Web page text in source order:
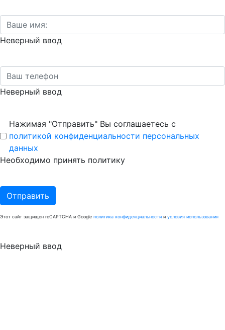
Неверный ввод
Неверный ввод
Нажимая "Отправить" Вы соглашаетесь с
политикой конфиденциальности персональных
данных
Необходимо принять политику
Отправить
Этот сайт защищен reCAPTCHA и Google политика конфиденциальности и условия использования
Неверный ввод